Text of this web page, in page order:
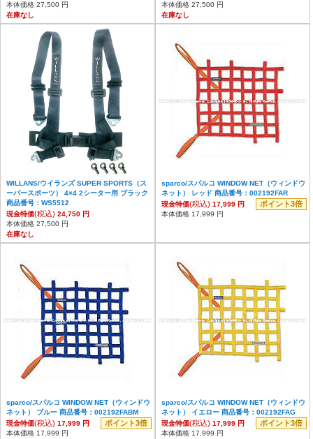
本体価格 27,500 円
在庫なし
本体価格 27,500 円
在庫なし
WILLANS/ウイランズ SUPER SPORTS（ス
ーパースポーツ） 4×4 2シーター用 ブラック
商品番号：WS5512
現金特価(税込) 24,750 円
本体価格 27,500 円
在庫なし
sparco/スパルコ WINDOW NET（ウィンドウ
ネット） レッド 商品番号：002192FAR
現金特価(税込) 17,999 円 ポイント3倍
本体価格 17,999 円
sparco/スパルコ WINDOW NET（ウィンドウ
ネット） ブルー 商品番号：002192FABM
現金特価(税込) 17,999 円 ポイント3倍
本体価格 17,999 円
sparco/スパルコ WINDOW NET（ウィンドウ
ネット） イエロー 商品番号：002192FAG
現金特価(税込) 17,999 円 ポイント3倍
本体価格 17,999 円